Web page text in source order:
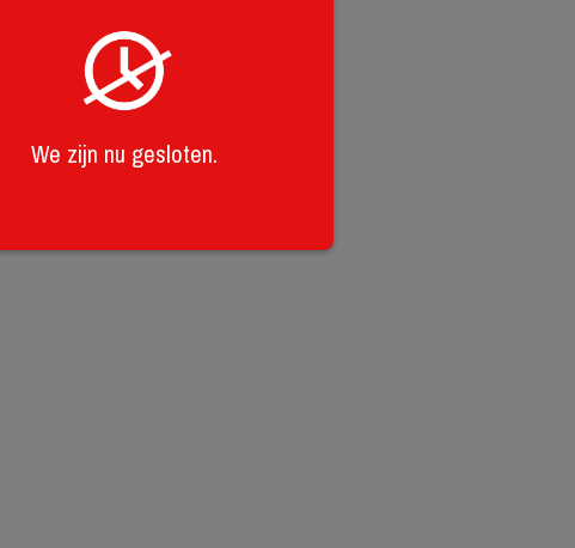
We zijn nu gesloten.